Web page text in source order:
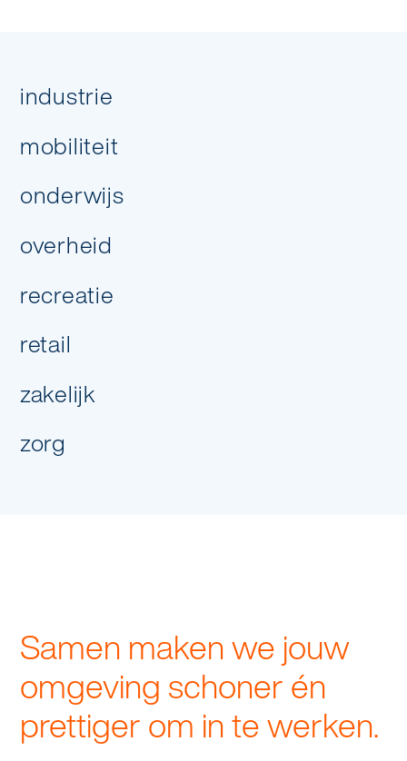
Hoeveel dagen per week heb je
schoonmaak nodig?
volgende stap
industrie
mobiliteit
onderwijs
overheid
recreatie
retail
zakelijk
zorg
Samen maken we jouw
omgeving schoner én
prettiger om in te werken.